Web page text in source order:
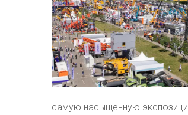
самую насыщенную